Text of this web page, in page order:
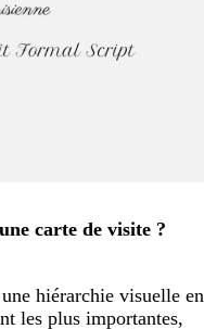
carte de visite ?
hiérarchie visuelle en
les plus importantes,